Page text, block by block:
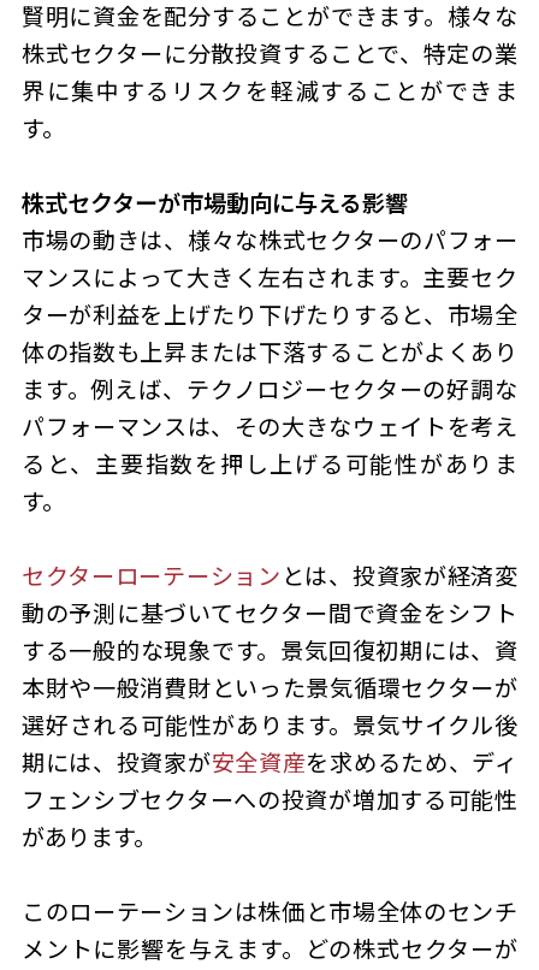
賢明に資金を配分することができます。様々な
株式セクターに分散投資することで、特定の業
界に集中するリスクを軽減することができま
す。
株式セクターが市場動向に与える影響
市場の動きは、様々な株式セクターのパフォー
マンスによって大きく左右されます。主要セク
ターが利益を上げたり下げたりすると、市場全
体の指数も上昇または下落することがよくあり
ます。例えば、テクノロジーセクターの好調な
パフォーマンスは、その大きなウェイトを考え
ると、主要指数を押し上げる可能性がありま
す。
セクターローテーション とは、投資家が経済変
動の予測に基づいてセクター間で資金をシフト
する一般的な現象です。景気回復初期には、資
本財や一般消費財といった景気循環セクターが
選好される可能性があります。景気サイクル後
期には、投資家が安全資産を求めるため、ディ
フェンシブセクターへの投資が増加する可能性
があります。
このローテーションは株価と市場全体のセンチ
メントに影響を与えます。どの株式セクターが